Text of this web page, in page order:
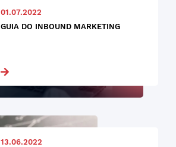
01.07.2022
GUIA DO INBOUND MARKETING
13.06.2022